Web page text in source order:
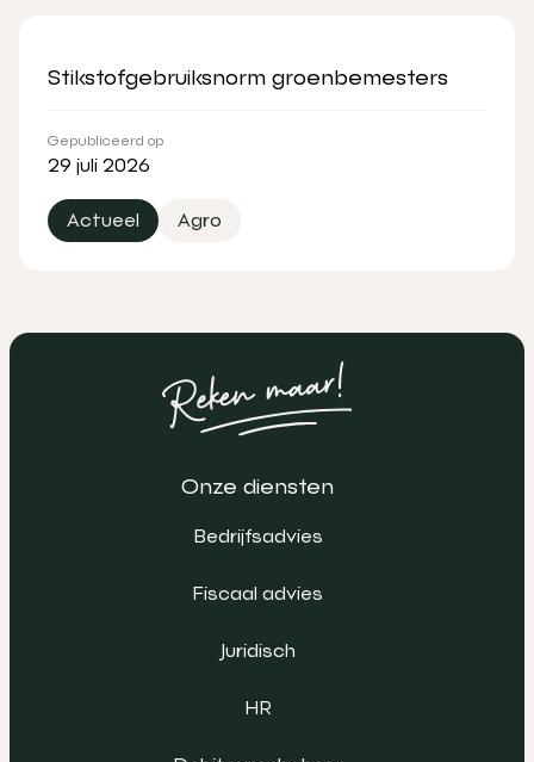
Stikstofgebruiksnorm groenbemesters
Gepubliceerd op
29 juli 2026
Actueel Agro
Onze diensten
Bedrijfsadvies
Fiscaal advies
Juridisch
HR